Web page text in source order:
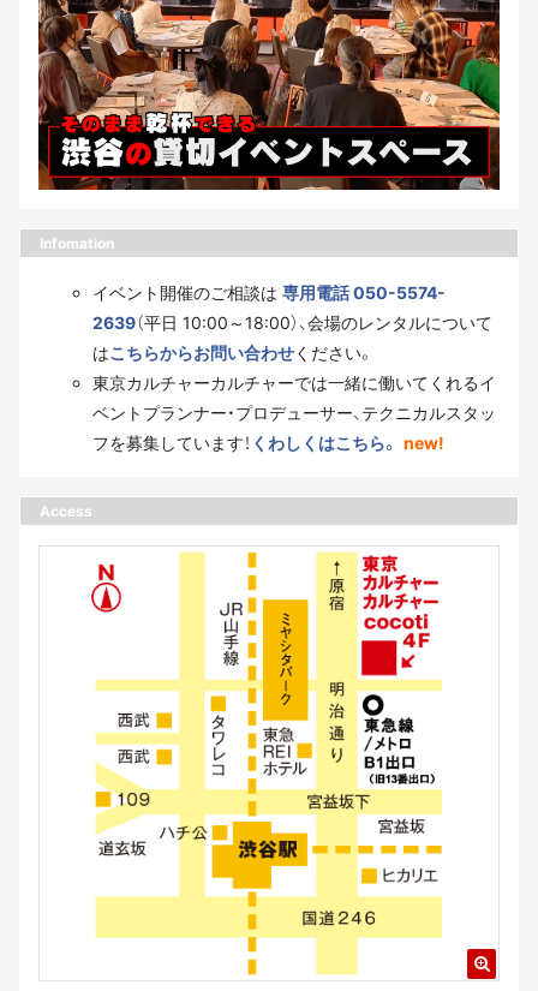
Infomation
イベント開催のご相談は 専用電話 050-5574-
2639（平日 10:00～18:00）、会場のレンタルについて
はこちらからお問い合わせください。
東京カルチャーカルチャーでは一緒に働いてくれるイ
ベントプランナー・プロデューサー、テクニカルスタッ
フを募集しています！ くわしくはこちら。 new!
Access